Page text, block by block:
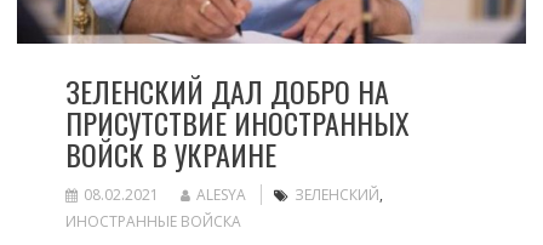
ЗЕЛЕНСКИЙ ДАЛ ДОБРО НА
ПРИСУТСТВИЕ ИНОСТРАННЫХ
ВОЙСК В УКРАИНЕ
08.02.2021 ALESYA ЗЕЛЕНСКИЙ,
ИНОСТРАННЫЕ ВОЙСКА